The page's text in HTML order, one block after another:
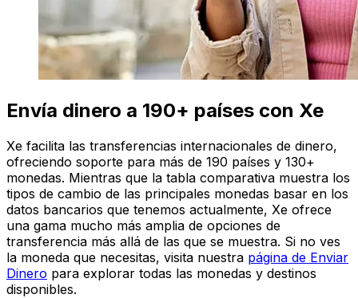
Envía dinero a 190+ países con Xe
Xe facilita las transferencias internacionales de dinero,
ofreciendo soporte para más de 190 países y 130+
monedas. Mientras que la tabla comparativa muestra los
tipos de cambio de las principales monedas basar en los
datos bancarios que tenemos actualmente, Xe ofrece
una gama mucho más amplia de opciones de
transferencia más allá de las que se muestra. Si no ves
la moneda que necesitas, visita nuestra página de Enviar
Dinero para explorar todas las monedas y destinos
disponibles.